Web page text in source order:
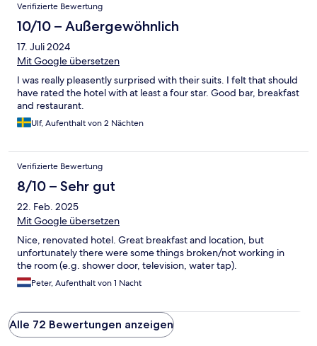
Verifizierte Bewertung
10/10 – Außergewöhnlich
17. Juli 2024
Mit Google übersetzen
I was really pleasently surprised with their suits. I felt that should
have rated the hotel with at least a four star. Good bar, breakfast
and restaurant.
Ulf, Aufenthalt von 2 Nächten
Verifizierte Bewertung
8/10 – Sehr gut
22. Feb. 2025
Mit Google übersetzen
Nice, renovated hotel. Great breakfast and location, but
unfortunately there were some things broken/not working in
the room (e.g. shower door, television, water tap).
Peter, Aufenthalt von 1 Nacht
Alle 72 Bewertungen anzeigen